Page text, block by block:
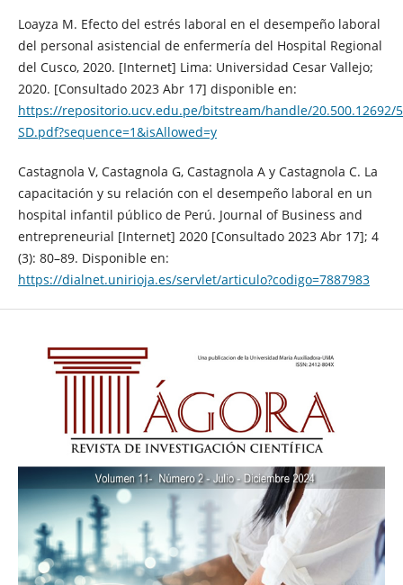
Loayza M. Efecto del estrés laboral en el desempeño laboral
del personal asistencial de enfermería del Hospital Regional
del Cusco, 2020. [Internet] Lima: Universidad Cesar Vallejo;
2020. [Consultado 2023 Abr 17] disponible en:
https://repositorio.ucv.edu.pe/bitstream/handle/20.500.12692/
SD.pdf?sequence=1&isAllowed=y
Castagnola V, Castagnola G, Castagnola A y Castagnola C. La
capacitación y su relación con el desempeño laboral en un
hospital infantil público de Perú. Journal of Business and
entrepreneurial [Internet] 2020 [Consultado 2023 Abr 17]; 4
(3): 80–89. Disponible en:
https://dialnet.unirioja.es/servlet/articulo?codigo=7887983